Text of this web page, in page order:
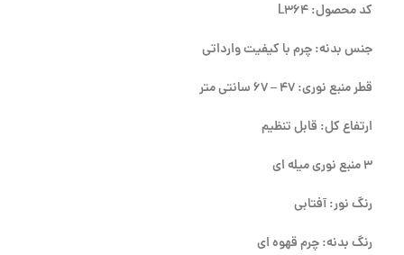
کد محصول: L364
جنس بدنه: چرم با کیفیت وارداتی
قطر منبع نوری: 47 – 67 سانتی متر
ارتفاع کل: قابل تنظیم
3 منبع نوری میله ای
رنگ نور: آفتابی
رنگ بدنه: چرم قهوه ای